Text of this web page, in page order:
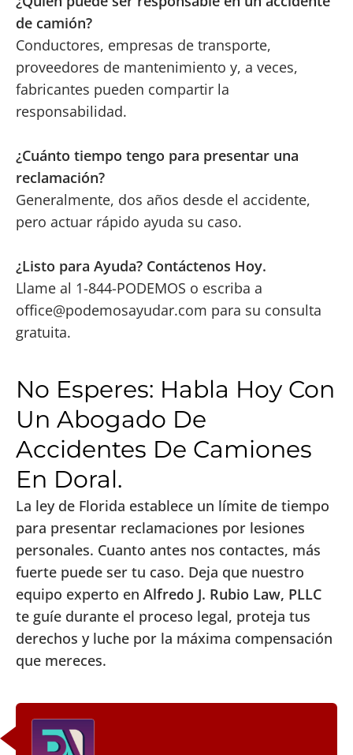
de camión?
Conductores, empresas de transporte,
proveedores de mantenimiento y, a veces,
fabricantes pueden compartir la
responsabilidad.
¿Cuánto tiempo tengo para presentar una
reclamación?
Generalmente, dos años desde el accidente,
pero actuar rápido ayuda su caso.
¿Listo para Ayuda? Contáctenos Hoy.
Llame al 1-844-PODEMOS o escriba a
office@podemosayudar.com para su consulta
gratuita.
No Esperes: Habla Hoy Con
Un Abogado De
Accidentes De Camiones
En Doral.
La ley de Florida establece un límite de tiempo
para presentar reclamaciones por lesiones
personales. Cuanto antes nos contactes, más
fuerte puede ser tu caso. Deja que nuestro
equipo experto en Alfredo J. Rubio Law, PLLC
te guíe durante el proceso legal, proteja tus
derechos y luche por la máxima compensación
que mereces.